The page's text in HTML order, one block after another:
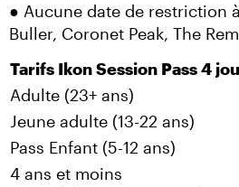
● Aucune date de restriction
Buller, Coronet Peak, The
Tarifs Ikon Session Pass 4
Adulte (23+ ans)
Jeune adulte (13-22 ans)
Pass Enfant (5-12 ans)
4 ans et moins